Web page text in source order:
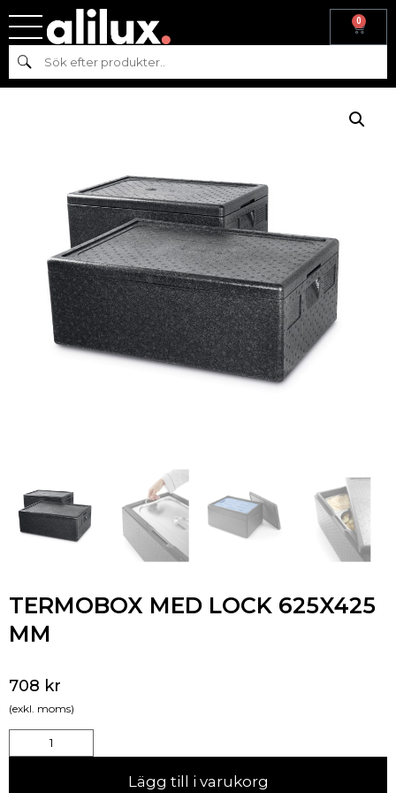
0
Sök
Hem
MED LOCK 625X425 MM
TERMOBOX MED LOCK 625X425
MM
708 kr
(exkl. moms)
Lägg till i varukorg